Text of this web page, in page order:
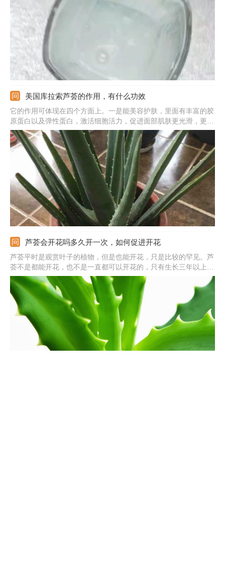
磷、钾元素比较多的肥。需注意施肥最好在早上或者傍晚，别在中
午。
美国库拉索芦荟的作用，有什么功效
它的作用可体现在四个方面上。一是能美容护肤，里面有丰富的胶
原蛋白以及弹性蛋白，激活细胞活力，促进面部肌肤更光滑，更白
皙。它还很有很多的矿物质，合理食用后能促使牙齿更健康。还能
预防病毒，消除皮肤表层的炎症和细菌。此外，里面含的异柠檬酸
钙，能促进血液循环，起到强心活血的作用。
芦荟会开花吗多久开一次，如何促进开花
芦荟平时是观赏叶子的植物，但是也能开花，只是比较的罕见。芦
荟不是都能开花，也不是一直都可以开花的，只有生长三年以上的
芦荟才能实现开花，没有固定的多久开一次，一年只能开一次，花
期在每年的5月左右。芦荟开花是一种好兆头，要想促进开花，需
提供好光照和土壤条件，保持好温度，做好水肥管理。